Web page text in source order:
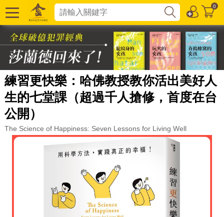
0
練習更快樂：哈佛教授教你活出美好人
生的七堂課（超過千人搶修，首度在台
公開）
The Science of Happiness: Seven Lessons for Living Well